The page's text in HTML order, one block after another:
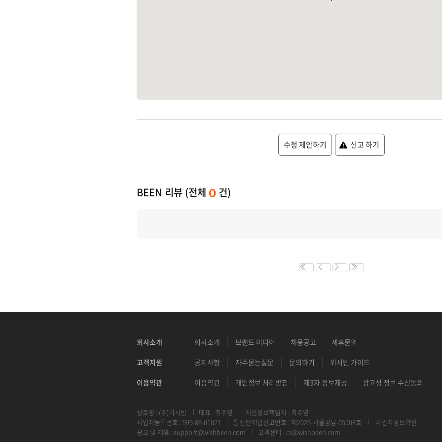
수정 제안하기 신고 하기
BEEN 리뷰 (전체 0 건)
회사소개 회사소개 브랜드 미디어 채용공고 제휴문의
고객지원 공지사항 자주묻는질문 문의하기 위시빈 가이드
이용약관 이용약관 개인정보 처리방침 제3자 정보제공 광고성 정보 수신동의
상호명 : (주)위시빈 대표 : 최주영
개인정보책임자 : 최주영
사업자등록번호 : 599-88-01021
통신판매업신고번호 : 제2023-서울강남-05908호
사업자정보확인
광고 및 제휴 : support@wishbeen.com 고객센터 : cs@wishbeen.com